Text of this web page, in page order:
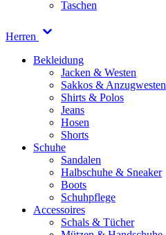
Taschen
Herren
Bekleidung
Jacken & Westen
Sakkos & Anzugwesten
Shirts & Polos
Jeans
Hosen
Shorts
Schuhe
Sandalen
Halbschuhe & Sneaker
Boots
Schuhpflege
Accessoires
Schals & Tücher